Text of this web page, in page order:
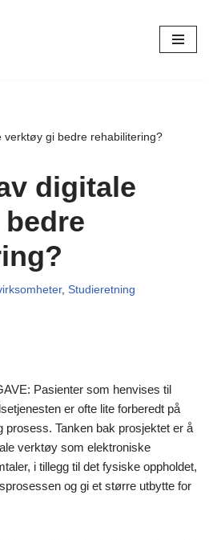
verktøy gi bedre rehabilitering?
digitale
, Studieretning
Pasienter som henvises til
er ofte lite forberedt på
prosess. Tanken bak prosjektet er å
verktøy som elektroniske
i tillegg til det fysiske oppholdet,
og gi et større utbytte for